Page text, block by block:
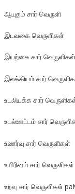
ஆயுதம் சார் வெருளி
இடவகை வெருளிகள்
இயற்கை சார் வெருளிகள்
இலக்கியம் சார்
உடலியக்க சார்
உடல்ஊட்டம் சார்
உணர்வு சார் வெருளிகள்
உயிரினம் சார் வெருளிகள்
உறவு சார் வெருளிகள்